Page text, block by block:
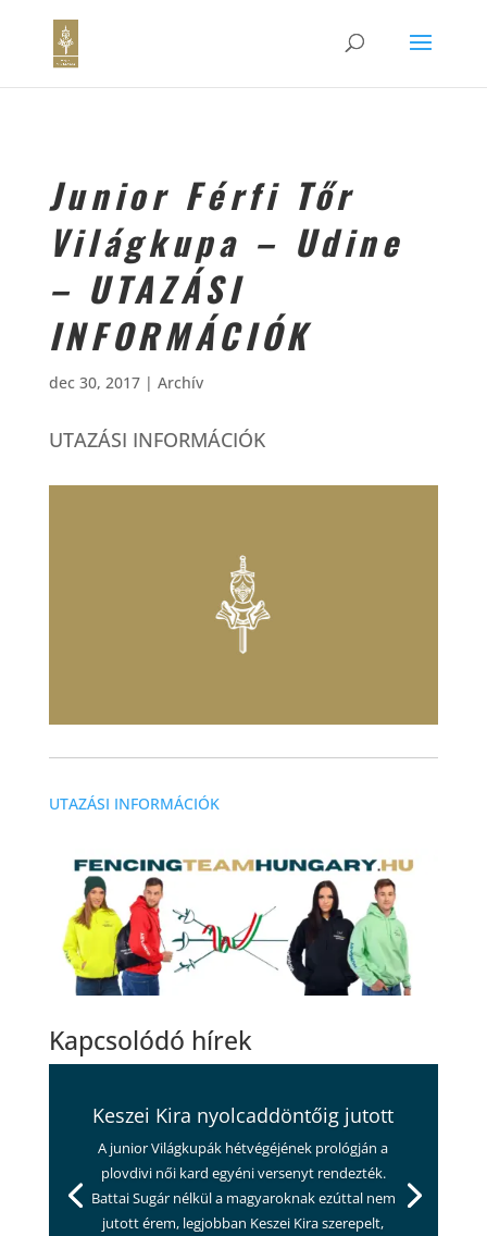
Junior Férfi Tőr
Világkupa – Udine
– UTAZÁSI
INFORMÁCIÓK
dec 30, 2017| Archív
UTAZÁSI INFORMÁCIÓK
UTAZÁSI INFORMÁCIÓK
Kapcsolódó hírek
Keszei Kira nyolcaddöntőig jutott
A junior Világkupák hétvégéjének prológján a
plovdivi női kard egyéni versenyt rendezték.
Battai Sugár nélkül a magyaroknak ezúttal nem
jutott érem, legjobban Keszei Kira szerepelt,